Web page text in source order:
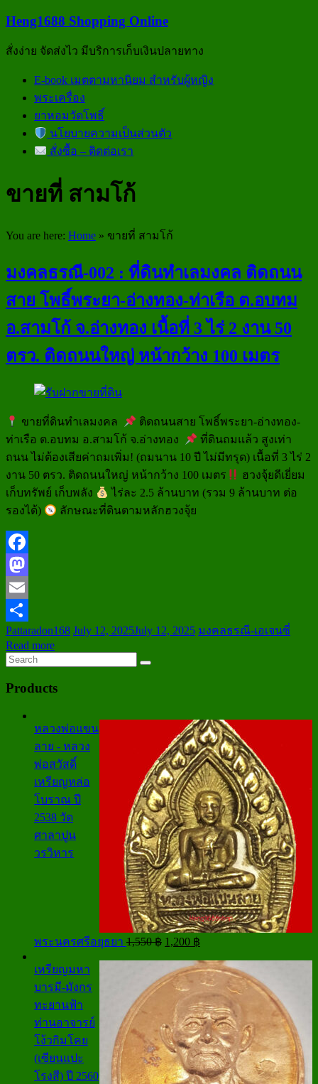
Skip
content
Heng1688 Shopping Online
สั่งง่าย จัดส่งไว มีบริการเก็บเงินปลายทาง
Menu
E-book เมตตามหานิยม สำหรับผู้หญิง
พระเครื่อง
ยาหอมวัดโพธิ์
นโยบายความเป็นส่วนตัว
สั่งซื้อ – ติดต่อเรา
ขายที่ สามโก้
You are here: Home » ขายที่ สามโก้
มงคลธรณี-002 : ที่ดินทำเลมงคล ติดถนน
สาย โพธิ์พระยา-อ่างทอง-ท่าเรือ ต.อบทม
อ.สามโก้ จ.อ่างทอง เนื้อที่ 3 ไร่ 2 งาน 50
ตรว. ติดถนนใหญ่ หน้ากว้าง 100 เมตร
ขายที่ดินทำเลมงคล
ติดถนนสาย โพธิ์พระยา-อ่างทอง-
ท่าเรือ ต.อบทม อ.สามโก้ จ.อ่างทอง
ที่ดินถมแล้ว สูงเท่า
ถนน ไม่ต้องเสียค่าถมเพิ่ม! (ถมนาน 10 ปี ไม่มีทรุด) เนื้อที่ 3 ไร่ 2
งาน 50 ตรว. ติดถนนใหญ่ หน้ากว้าง 100 เมตร
ฮวงจุ้ยดีเยี่ยม
เก็บทรัพย์ เก็บพลัง
ไร่ละ 2.5 ล้านบาท (รวม 9 ล้านบาท ต่อ
รองได้)
ลักษณะที่ดินตามหลักฮวงจุ้ย
Facebook
Mastodon
Email
Share
Pattaradon168 July 12, 2025July 12, 2025 มงคลธรณี-เอเจนซี่
Read more
Products
หลวงพ่อแขน
ลาย - หลวง
พ่อสวัสดิ์
เหรียญหล่อ
โบราณ ปี
2538 วัด
ศาลาปูน
วรวิหาร
พระนครศรีอยุธยา 1,550฿ Original
price
was:
1,550 ฿.
1,200 ฿
price
is:
1,200 ฿.
เหรียญมหา
บารมี-มังกร
ทะยานฟ้า
ท่านอาจารย์
โง้วกิมโคย
(เซียนแปะ
โรงสี) ปี 2560